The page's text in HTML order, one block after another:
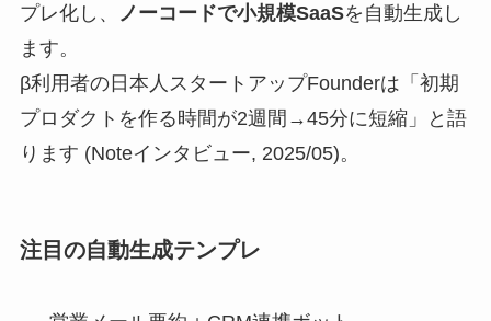
プレ化し、
ノーコードで小規模SaaSを自動生成し
ます。
β利用者の日本人スタートアップFounderは「初期
プロダクトを作る時間が2週間→45分に短縮」と語
ります (Noteインタビュー, 2025/05)。
注目の自動生成テンプレ